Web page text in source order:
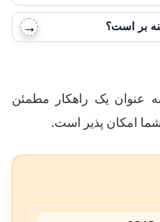
بر است؟
عنوان یک راهکار مطمئن
امکان پذیر است.